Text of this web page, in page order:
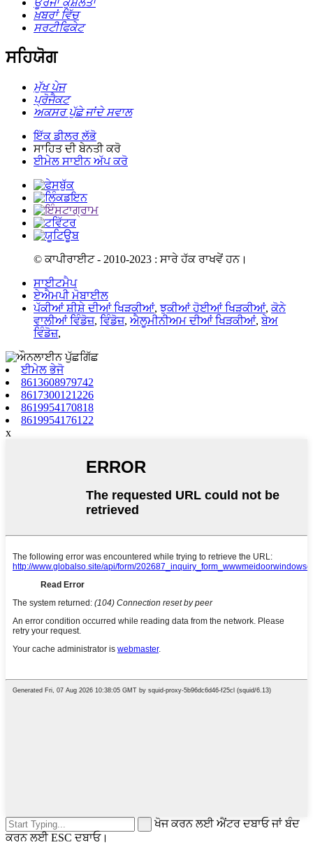
ਖ਼ਬਰਾਂ ਵਿੱਚ
ਸਰਟੀਫਿਕੇਟ
ਸਹਿਯੋਗ
ਮੁੱਖ ਪੇਜ
ਪ੍ਰੋਜੈਕਟ
ਅਕਸਰ ਪੁੱਛੇ ਜਾਂਦੇ ਸਵਾਲ
ਇੱਕ ਡੀਲਰ ਲੱਭੋ
ਸਾਹਿਤ ਦੀ ਬੇਨਤੀ ਕਰੋ
ਈਮੇਲ ਸਾਈਨ ਅੱਪ ਕਰੋ
© ਕਾਪੀਰਾਈਟ - 2010-2023 : ਸਾਰੇ ਹੱਕ ਰਾਖਵੇਂ ਹਨ।
ਸਾਈਟਮੈਪ
ਏਐਮਪੀ ਮੋਬਾਈਲ
ਪੱਕੀਆਂ ਸ਼ੀਸ਼ੇ ਦੀਆਂ ਖਿੜਕੀਆਂ, ਝੁਕੀਆਂ ਹੋਈਆਂ ਖਿੜਕੀਆਂ,ਕੋਨੇ
ਵਾਲੀਆਂ ਵਿੰਡੋਜ਼, ਵਿੰਡੋਜ਼, ਐਲੂਮੀਨੀਅਮ ਦੀਆਂ ਖਿੜਕੀਆਂ,ਬੇਅ
ਵਿੰਡੋਜ਼,
ਈਮੇਲ ਭੇਜੋ
8613608979742
8617300121226
8619954170818
8619954176122
x
ਖੋਜ ਕਰਨ ਲਈ ਐਂਟਰ ਦਬਾਓ ਜਾਂ ਬੰਦ
ਕਰਨ ਲਈ ESC ਦਬਾਓ।